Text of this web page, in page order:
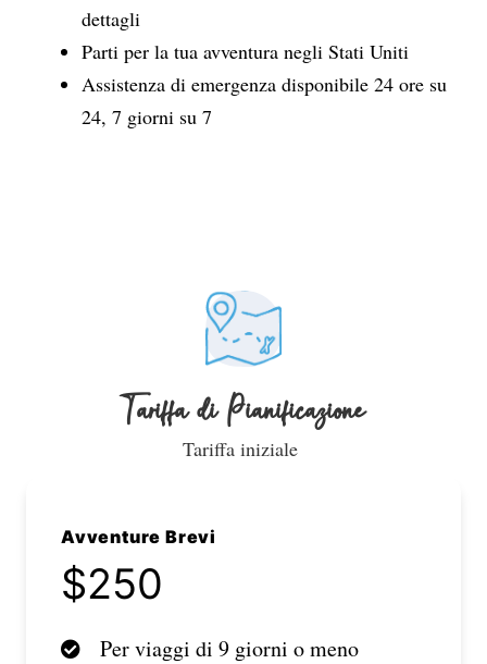
dettagli
Parti per la tua avventura negli Stati Uniti
Assistenza di emergenza disponibile 24 ore su
24, 7 giorni su 7
Tariffa di Pianificazione
Tariffa iniziale
Avventure Brevi
$250
Per viaggi di 9 giorni o meno